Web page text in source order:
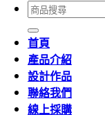
搜
尋
關
鍵
字:
首頁
產品介紹
設計作品
聯絡我們
線上採購